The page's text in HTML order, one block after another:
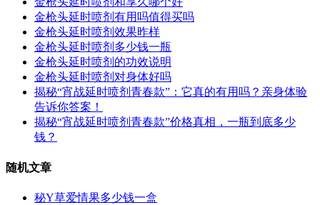
金枪头延时喷剂有用吗值得买吗
金枪头延时喷剂效果昨样
金枪头延时喷剂多少钱一瓶
金枪头延时喷剂的功效说明
金枪头延时喷剂对身体好吗
揭秘“宵战延时喷剂青春款”：它真的有用吗？亲身体验
告诉你答案！
揭秘“宵战延时喷剂青春款”价格真相，一瓶到底多少
钱？
随机文章
秘Y草爱情果多少钱一盒